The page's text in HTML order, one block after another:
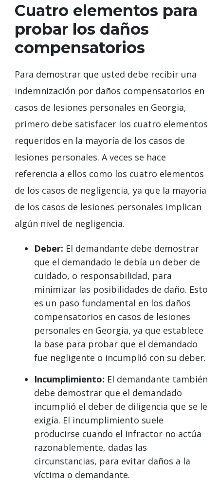
Cuatro elementos para
probar los daños
compensatorios
Para demostrar que usted debe recibir una
indemnización por daños compensatorios en
casos de lesiones personales en Georgia,
primero debe satisfacer los cuatro elementos
requeridos en la mayoría de los casos de
lesiones personales. A veces se hace
referencia a ellos como los cuatro elementos
de los casos de negligencia, ya que la mayoría
de los casos de lesiones personales implican
algún nivel de negligencia.
Deber: El demandante debe demostrar
que el demandado le debía un deber de
cuidado, o responsabilidad, para
minimizar las posibilidades de daño. Esto
es un paso fundamental en los daños
compensatorios en casos de lesiones
personales en Georgia, ya que establece
la base para probar que el demandado
fue negligente o incumplió con su deber.
Incumplimiento: El demandante también
debe demostrar que el demandado
incumplió el deber de diligencia que se le
exigía. El incumplimiento suele
producirse cuando el infractor no actúa
razonablemente, dadas las
circunstancias, para evitar daños a la
víctima o demandante.